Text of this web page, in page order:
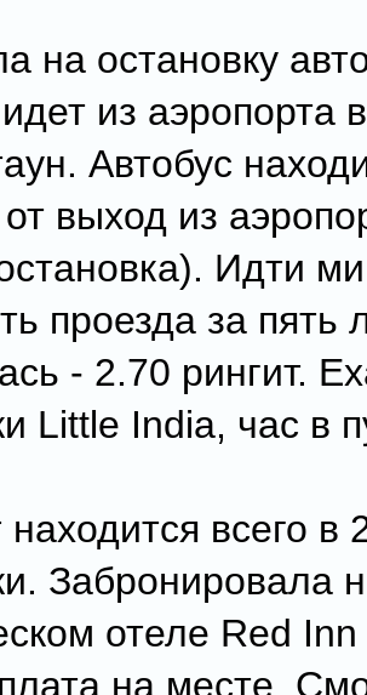
на остановку
из аэропорта в
Автобус
выход из
Идти
проезда за пять
- 2.70 рингит.
Little India, час в
всего в
Забронировала
отеле Red
на месте.